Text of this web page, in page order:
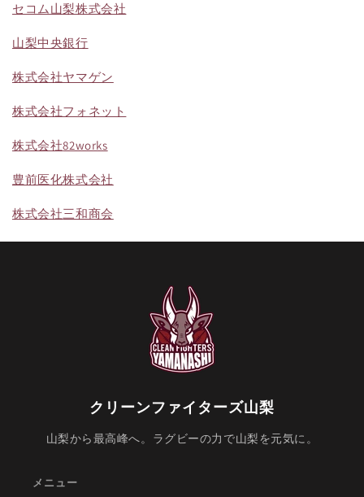
セコム山梨株式会社
山梨中央銀行
株式会社ヤマゲン
株式会社フォネット
株式会社82works
豊前医化株式会社
株式会社三和商会
クリーンファイターズ山梨
山梨から最高峰へ。ラグビーの力で山梨を元気に。
メニュー